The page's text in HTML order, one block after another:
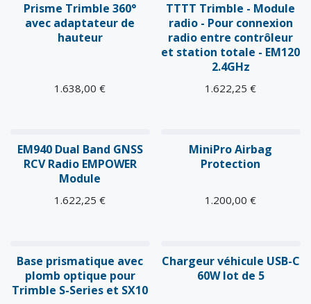
Prisme Trimble 360°
avec adaptateur de
hauteur
1.638,00 €
TTTT Trimble - Module
radio - Pour connexion
radio entre contrôleur
et station totale - EM120
2.4GHz
1.622,25 €
EM940 Dual Band GNSS
RCV Radio EMPOWER
Module
1.622,25 €
Nouveau !
MiniPro Airbag
Protection
1.200,00 €
Base prismatique avec
plomb optique pour
Trimble S-Series et SX10
Chargeur véhicule USB-C
60W lot de 5